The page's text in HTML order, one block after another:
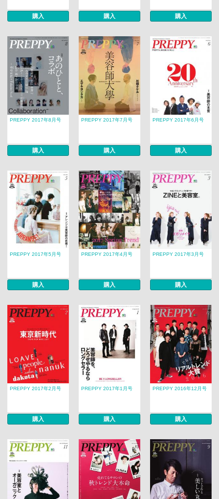
購入 購入 購入
PREPPY 2017年8月号
購入
PREPPY 2017年7月号
購入
PREPPY 2017年6月号
購入
PREPPY 2017年5月号
購入
PREPPY 2017年4月号
購入
PREPPY 2017年3月号
購入
PREPPY 2017年2月号
購入
PREPPY 2017年1月号
購入
PREPPY 2016年12月号
購入